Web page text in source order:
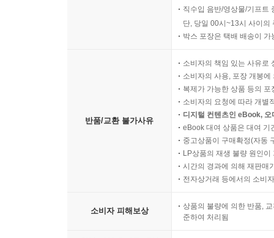
직수입 음반/영상물/기프트
단, 당일 00시~13시 사이의
박스 포장은 택배 배송이
반품/교환 불가사유
소비자의 책임 있는 사유로
소비자의 사용, 포장 개봉
복제가 가능한 상품 등의
소비자의 요청에 따라 개별
디지털 컨텐츠인 eBook,
eBook 대여 상품은 대여 기
중고상품이 구매확정(자동
LP상품의 재생 불량 원인
시간의 경과에 의해 재판매
전자상거래 등에서의 소비
소비자 피해보상
상품의 불량에 의한 반품,
준하여 처리됨